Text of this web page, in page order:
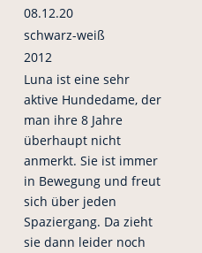
08.12.20
schwarz-weiß
2012
Luna ist eine sehr
aktive Hundedame, der
man ihre 8 Jahre
überhaupt nicht
anmerkt. Sie ist immer
in Bewegung und freut
sich über jeden
Spaziergang. Da zieht
sie dann leider noch